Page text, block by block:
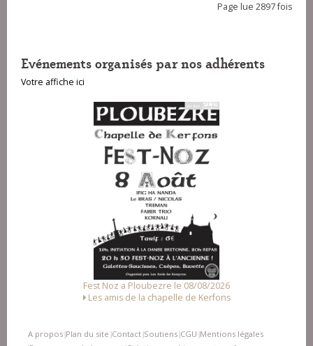
Page lue 2897 fois
Evénements organisés par nos adhérents
Votre affiche ici
Fest Noz a Ploubezre le 08/08/2026
Les amis de la chapelle de Kerfons
A propos Plan du site Contact Soutiens CGU Mentions légales